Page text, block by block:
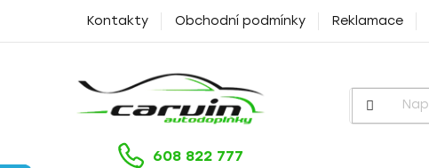
Kontakty Obchodní podmínky Reklamace
608 822 777